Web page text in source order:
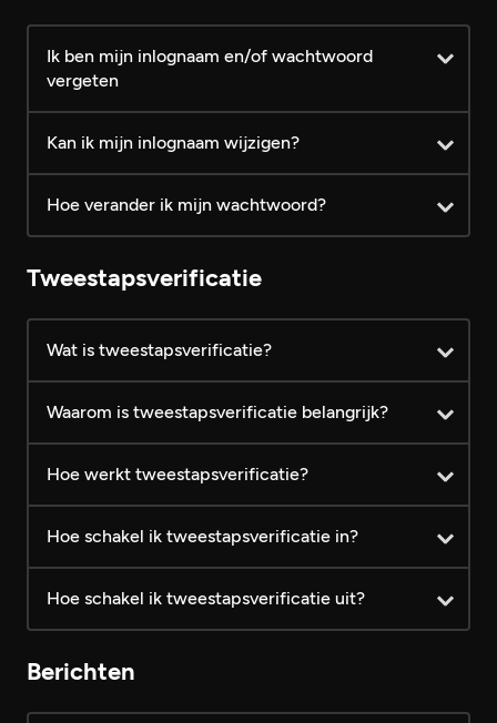
Verzonden berichten altijd
leesbaar
Persoonlijke berichten sturen
Foto's plaatsen
Hoofdfoto's bekijken
Extra foto's bekijken
Laatste bezoekers bekijken
Prijs (inclusief BTW) Gratis
24,99
Ik ben mijn inlognaam en/of wachtwoord
vergeten
Kan ik mijn inlognaam wijzigen?
Hoe verander ik mijn wachtwoord?
Tweestapsverificatie
Wat is tweestapsverificatie?
Waarom is tweestapsverificatie belangrijk?
Hoe werkt tweestapsverificatie?
Android iOS Android
iOS
Hoe schakel ik tweestapsverificatie in?
Hoe schakel ik tweestapsverificatie uit?
Berichten